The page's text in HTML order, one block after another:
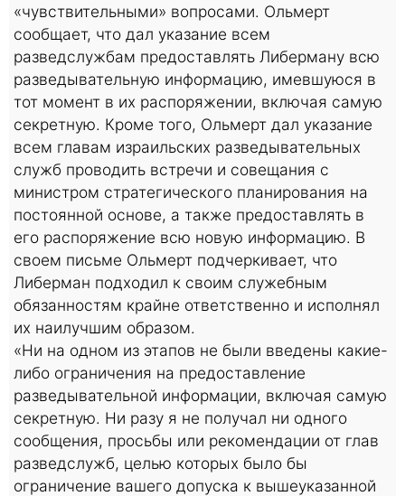
«чувствительными» вопросами. Ольмерт
сообщает, что дал указание всем
разведслужбам предоставлять Либерману всю
разведывательную информацию, имевшуюся в
тот момент в их распоряжении, включая самую
секретную. Кроме того, Ольмерт дал указание
всем главам израильских разведывательных
служб проводить встречи и совещания с
министром стратегического планирования на
постоянной основе, а также предоставлять в
его распоряжение всю новую информацию. В
своем письме Ольмерт подчеркивает, что
Либерман подходил к своим служебным
обязанностям крайне ответственно и исполнял
их наилучшим образом.
«Ни на одном из этапов не были введены какие-
либо ограничения на предоставление
разведывательной информации, включая самую
секретную. Ни разу я не получал ни одного
сообщения, просьбы или рекомендации от глав
разведслужб, целью которых было бы
ограничение вашего допуска к вышеуказанной